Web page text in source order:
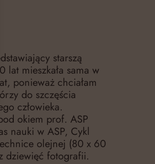
starszą
lat mieszkała sama w
ponieważ chciałam
do szczęścia
człowieka.
okiem prof. ASP
nauki w ASP, Cykl
olejnej (80 x 60
dziewięć fotografii.